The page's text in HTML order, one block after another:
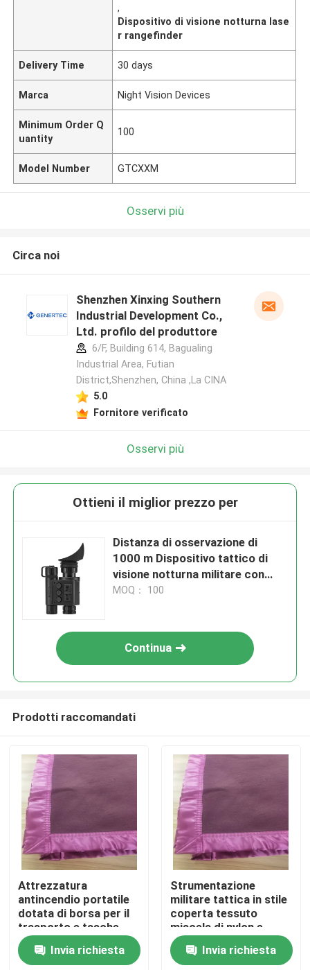
Prodotti
Video
,
Dispositivo di visione notturna lase
r rangefinder
Delivery Time 30 days
Marca Night Vision Devices
Minimum Order Q
uantity
100
Model Number GTCXXM
Osservi più
Circa noi
Shenzhen Xinxing Southern
Industrial Development Co.,
Ltd. profilo del produttore
6/F, Building 614, Bagualing
Industrial Area, Futian
District,Shenzhen, China ,La CINA
5.0
Fornitore verificato
Osservi più
Ottieni il miglior prezzo per
Distanza di osservazione di
1000 m Dispositivo tattico di
visione notturna militare con
telemetro laser e bussola
MOQ： 100
Continua
Prodotti raccomandati
Attrezzatura
antincendio portatile
dotata di borsa per il
trasporto e tasche
interne opzionali
Invia richiesta
Strumentazione
militare tattica in stile
coperta tessuto
miscela di nylon e
cotone rivestimento
rimovibile per una
Invia richiesta